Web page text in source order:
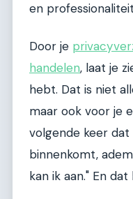
en
Door je
handelen, laat je
hebt. Dat is niet
maar ook voor je
volgende keer
binnenkomt,
kan ik aan." En dat